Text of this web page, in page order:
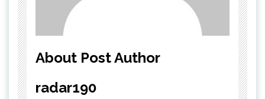
About Post Author
radar190